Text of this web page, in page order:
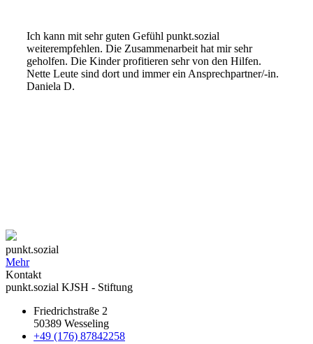
Ich kann mit sehr guten Gefühl punkt.sozial
weiterempfehlen. Die Zusammenarbeit hat mir sehr
geholfen. Die Kinder profitieren sehr von den Hilfen.
Nette Leute sind dort und immer ein Ansprechpartner/-in.
Daniela D.
punkt.sozial
Mehr
Kontakt
punkt.sozial KJSH - Stiftung
Friedrichstraße 2
50389 Wesseling
+49 (176) 87842258